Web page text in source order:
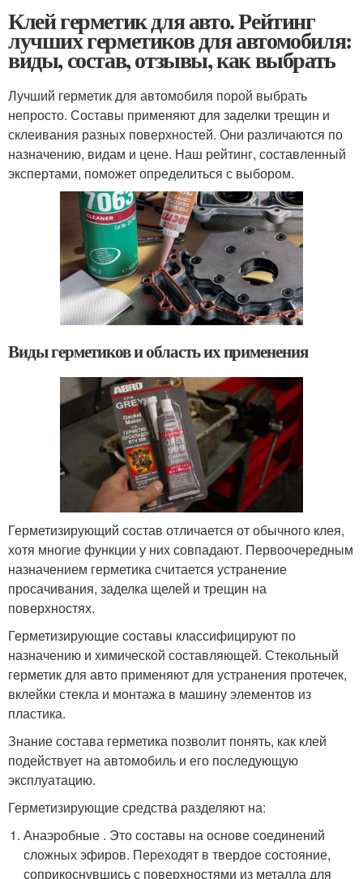
Клей герметик для авто. Рейтинг
лучших герметиков для автомобиля:
виды, состав, отзывы, как выбрать
Лучший герметик для автомобиля порой выбрать
непросто. Составы применяют для заделки трещин и
склеивания разных поверхностей. Они различаются по
назначению, видам и цене. Наш рейтинг, составленный
экспертами, поможет определиться с выбором.
Виды герметиков и область их применения
Герметизирующий состав отличается от обычного клея,
хотя многие функции у них совпадают. Первоочередным
назначением герметика считается устранение
просачивания, заделка щелей и трещин на
поверхностях.
Герметизирующие составы классифицируют по
назначению и химической составляющей. Стекольный
герметик для авто применяют для устранения протечек,
вклейки стекла и монтажа в машину элементов из
пластика.
Знание состава герметика позволит понять, как клей
подействует на автомобиль и его последующую
эксплуатацию.
Герметизирующие средства разделяют на:
Анаэробные . Это составы на основе соединений
сложных эфиров. Переходят в твердое состояние,
соприкоснувшись с поверхностями из металла для